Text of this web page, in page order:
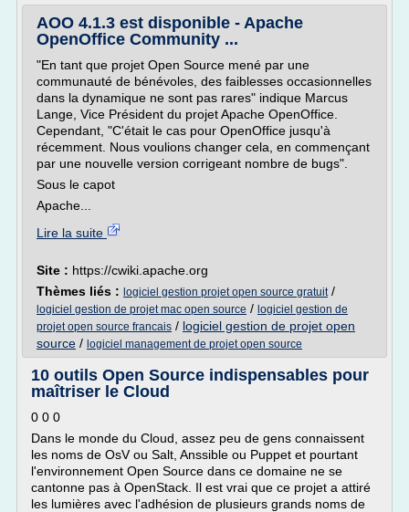
AOO 4.1.3 est disponible - Apache
OpenOffice Community ...
"En tant que projet Open Source mené par une
communauté de bénévoles, des faiblesses occasionnelles
dans la dynamique ne sont pas rares" indique Marcus
Lange, Vice Président du projet Apache OpenOffice.
Cependant, "C'était le cas pour OpenOffice jusqu'à
récemment. Nous voulions changer cela, en commençant
par une nouvelle version corrigeant nombre de bugs".
Sous le capot
Apache...
Lire la suite
Site : https://cwiki.apache.org
Thèmes liés : logiciel gestion projet open source gratuit/
logiciel gestion de projet mac open source / logiciel gestion de
projet open source francais / logiciel gestion de projet open
source / logiciel management de projet open source
10 outils Open Source indispensables pour
maîtriser le Cloud
0 0 0
Dans le monde du Cloud, assez peu de gens connaissent
les noms de OsV ou Salt, Anssible ou Puppet et pourtant
l'environnement Open Source dans ce domaine ne se
cantonne pas à OpenStack. Il est vrai que ce projet a attiré
les lumières avec l'adhésion de plusieurs grands noms de